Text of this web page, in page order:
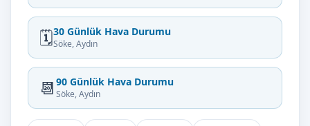
🗓️30 Günlük Hava Durumu
Söke, Aydın
📆 90 Günlük Hava Durumu
Söke, Aydın